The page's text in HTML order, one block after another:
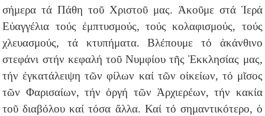
σήμερα τά Πάθη τοῦ Χριστοῦ μας. Ἀκοῦμε στά Ἱερά
Εὐαγγέλια τούς ἐμπτυσμούς, τούς κολαφισμούς, τούς
χλευασμούς, τά κτυπήματα. Βλέπουμε τό ἀκάνθινο
στεφάνι στήν κεφαλή τοῦ Νυμφίου τῆς Ἐκκλησίας μας,
τήν ἐγκατάλειψη τῶν φίλων καί τῶν οἰκείων, τό μῖσος
τῶν Φαρισαίων, τήν ὀργή τῶν Ἀρχιερέων, τήν κακία
τοῦ διαβόλου καί τόσα ἄλλα. Καί τό σημαντικότερο, ὁ